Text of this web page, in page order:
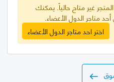
غير متاح حالياً. يمكنك
متاجر الدول الأعضاء.
اختر احد متاجر الدول الأعضاء